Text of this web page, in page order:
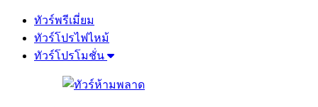
ทัวร์พรีเมี่ยม
ทัวร์โปรไฟไหม้
ทัวร์โปรโมชั่น